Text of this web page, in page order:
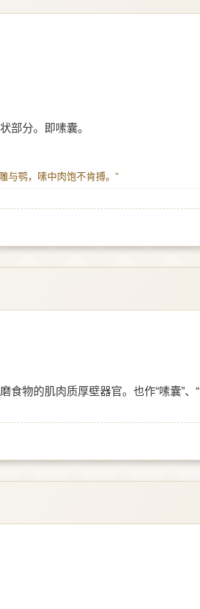
部分。即嗉囊。
与鹗，嗉中肉饱不肯搏。”
食物的肌肉质厚壁器官。也作“嗉囊”、“